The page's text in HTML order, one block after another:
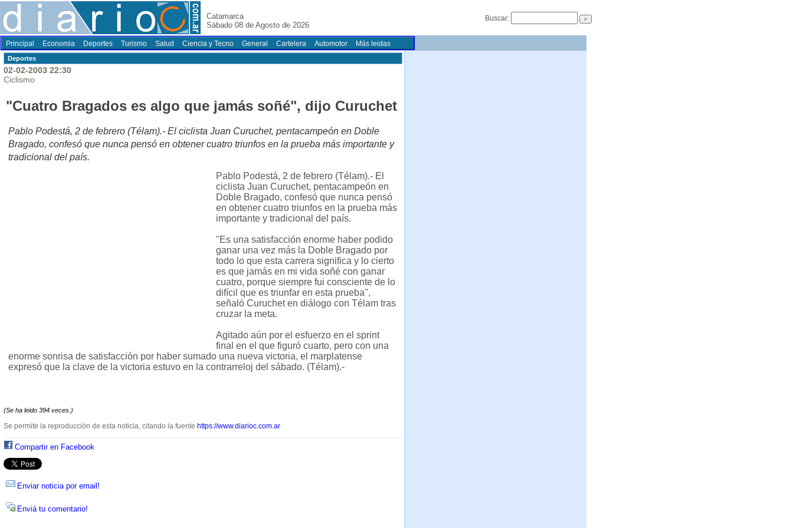
Catamarca
Sábado 08 de Agosto de 2026
Buscar:
Principal Economia Deportes Turismo Salud Ciencia y Tecno General Cartelera Automotor Más leidas
Deportes
02-02-2003 22:30
Ciclismo
"Cuatro Bragados es algo que jamás soñé", dijo Curuchet
Pablo Podestá, 2 de febrero (Télam).- El ciclista Juan Curuchet, pentacampeón en Doble
Bragado, confesó que nunca pensó en obtener cuatro triunfos en la prueba más importante y
tradicional del país.
Pablo Podestá, 2 de febrero (Télam).- El
ciclista Juan Curuchet, pentacampeón en
Doble Bragado, confesó que nunca pensó
en obtener cuatro triunfos en la prueba más
importante y tradicional del país.
"Es una satisfacción enorme haber podido
ganar una vez más la Doble Bragado por
todo lo que esta carrera significa y lo cierto
es que jamás en mi vida soñé con ganar
cuatro, porque siempre fui consciente de lo
difícil que es triunfar en esta prueba",
señaló Curuchet en diálogo con Télam tras
cruzar la meta.
Agitado aún por el esfuerzo en el sprint
final en el que figuró cuarto, pero con una
enorme sonrisa de satisfacción por haber sumado una nueva victoria, el marplatense
expresó que la clave de la victoria estuvo en la contrarreloj del sábado. (Télam).-
(Se ha leido 394 veces.)
Se permite la reproducción de esta noticia, citando la fuente https://www.diarioc.com.ar
Compartir en Facebook
Enviar noticia por email!
Enviá tu comentario!